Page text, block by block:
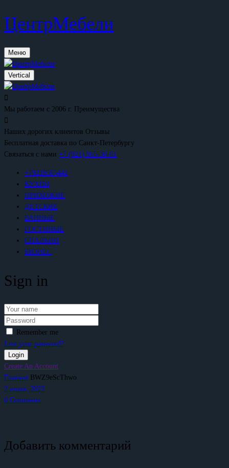
ЦентрМебели
Меню
Vertical
Мы работаем с 2006 г. Преимущества
Наших дорогих клиентов Отзывы
Бесплатная доставка по Санкт-Петербургу
Связаться с нами +7 (921) 965-30-61
+79219565441
КУХНИ
ПРИХОЖИЕ
ДЕТСКИЕ
ВАННЫЕ
ГОСТИНЫЕ
СПАЛЬНИ
БИЗНЕС
Sign in
Remember me
Lost your password?
Create An Account
Главная BWZ9eScThwo
2 июня, 2023
0 Comments
Добавить комментарий